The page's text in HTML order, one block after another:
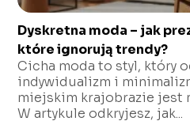
Dyskretna moda – jak
które ignorują trendy?
Cicha moda to styl, który
indywidualizm i
miejskim krajobrazie jest
W artykule odkryjesz, jak...